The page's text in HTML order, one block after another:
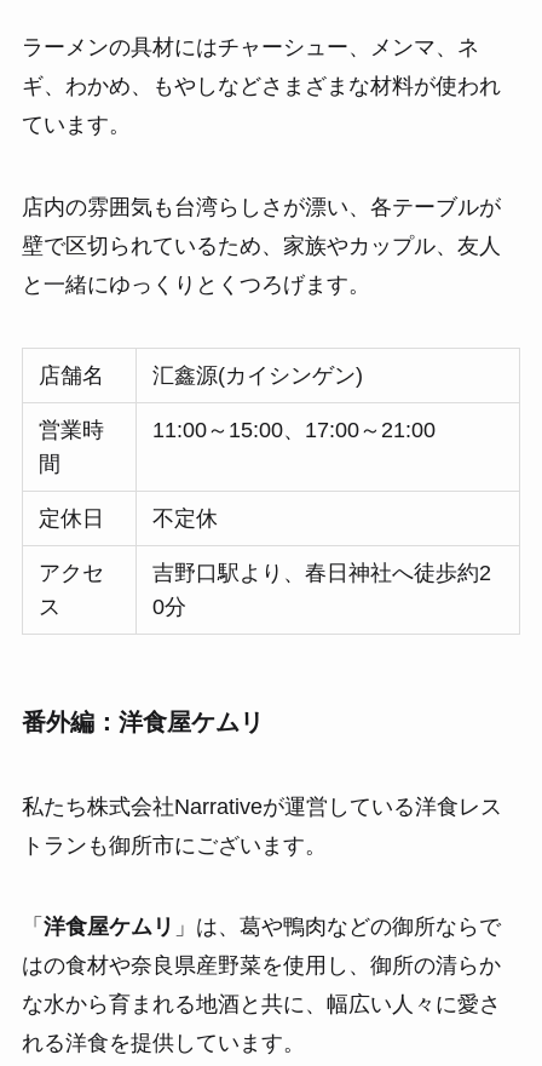
ラーメンの具材にはチャーシュー、メンマ、ネ
ギ、わかめ、もやしなどさまざまな材料が使われ
ています。
店内の雰囲気も台湾らしさが漂い、各テーブルが
壁で区切られているため、家族やカップル、友人
と一緒にゆっくりとくつろげます。
店舗名 汇鑫源(カイシンゲン)
営業時
間
11:00～15:00、17:00～21:00
定休日 不定休
アクセ
ス
吉野口駅より、春日神社へ徒歩約2
0分
番外編：洋食屋ケムリ
私たち株式会社Narrativeが運営している洋食レス
トランも御所市にございます。
「 洋食屋ケムリ 」は、葛や鴨肉などの御所ならで
はの食材や奈良県産野菜を使用し、御所の清らか
な水から育まれる地酒と共に、幅広い人々に愛さ
れる洋食を提供しています。